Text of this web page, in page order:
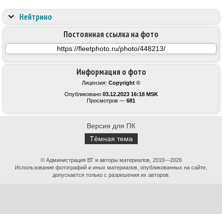
Информация о фото
Лицензия: Copyright ©
Опубликовано 03.12.2023 16:18 MSK
Просмотров — 681
Постоянная ссылка на фото
Нейтрино
Версия для ПК
Тёмная тема
© Администрация ВТ и авторы материалов, 2010—2026
Использование фотографий и иных материалов, опубликованных на сайте,
допускается только с разрешения их авторов.